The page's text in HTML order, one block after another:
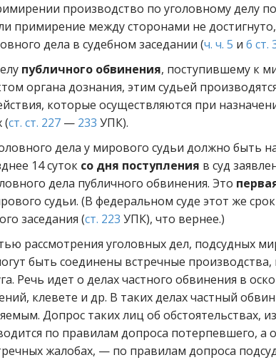
производство по уголовному делу
примирение между сторонами не
дела в судебном заседании (ч. ч. 5 и 6 ст.
публичного обвинения, поступившему к
органа дознания, этим судьей
которые осуществляются при
(ст. ст. 227 — 233 УПК).
дела у мирового судьи должно быть
14 суток со дня поступления в суд
дела публичного обвинения. Это
судьи. (В федеральном суде этот же срок
заседания (ст. 223 УПК), что вернее.)
рассмотрения уголовных дел, подсудных
быть соединены встречные
Речь идет о делах частного обвинения в
клевете и др. В таких делах частный
Допрос таких лиц об обстоятельствах,
по правилам допроса потерпевшего, а
жалобах, — по правилам допроса